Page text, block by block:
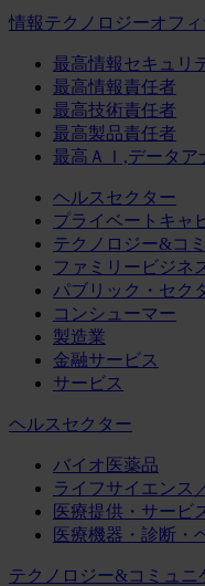
情報テクノロジーオフィ
最高情報セキュリ
最高情報責任者
最高技術責任者
最高製品責任者
最高ＡＩ,データア
ヘルスセクター
プライベートキャ
テクノロジー&コ
ファミリービジネ
パブリック・セク
コンシューマー
製造業
金融サービス
サービス
ヘルスセクター
バイオ医薬品
ライフサイエンス
医療提供・サービ
医療機器・診断・
テクノロジー&コミュニ